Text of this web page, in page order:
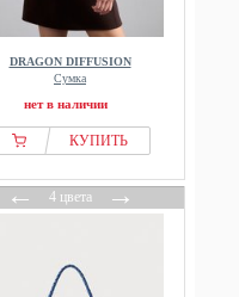
DRAGON DIFFUSION
Сумка
нет в наличии
КУПИТЬ
←4 цвета→